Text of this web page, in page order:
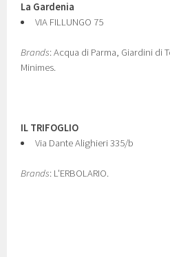
La Gardenia
VIA FILLUNGO 75
Brands: Acqua di Parma, Giardini di
Minimes.
IL TRIFOGLIO
Via Dante Alighieri 335/b
Brands: L'ERBOLARIO.